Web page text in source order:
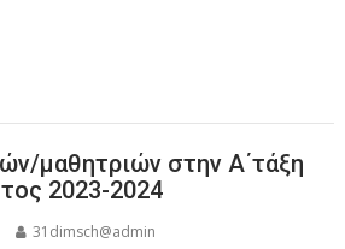
μαθητριών στην Α΄τάξη
2023-2024
31dimsch@admin